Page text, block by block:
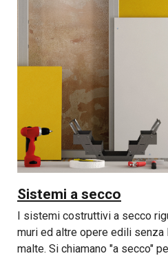
Sistemi a secco
I sistemi costruttivi a secco
muri ed altre opere edili
malte. Si chiamano "a secco"